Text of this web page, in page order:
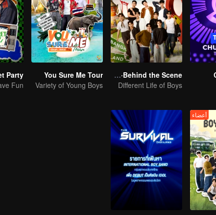
Boys Lost in Thailand·Behind the Scene
Different Life of Boys
You Sure Me Tour
Variety of Young Boys
أعضاء